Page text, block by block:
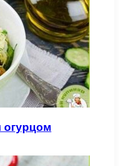
огурцом